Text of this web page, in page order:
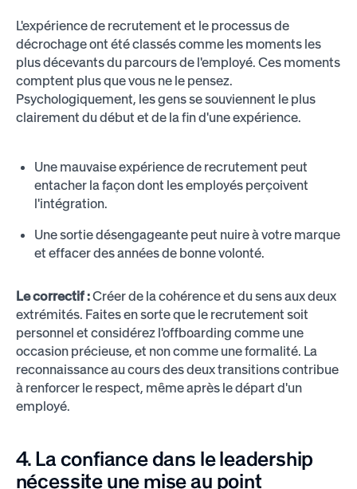
L'expérience de recrutement et le processus de
décrochage ont été classés comme les moments les
plus décevants du parcours de l'employé. Ces moments
comptent plus que vous ne le pensez.
Psychologiquement, les gens se souviennent le plus
clairement du début et de la fin d'une expérience.
Une mauvaise expérience de recrutement peut
entacher la façon dont les employés perçoivent
l'intégration.
Une sortie désengageante peut nuire à votre marque
et effacer des années de bonne volonté.
Le correctif :Créer de la cohérence et du sens aux deux
extrémités. Faites en sorte que le recrutement soit
personnel et considérez l'offboarding comme une
occasion précieuse, et non comme une formalité. La
reconnaissance au cours des deux transitions contribue
à renforcer le respect, même après le départ d'un
employé.
4. La confiance dans le leadership
nécessite une mise au point